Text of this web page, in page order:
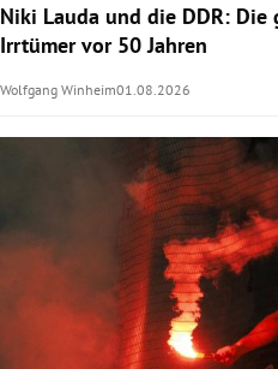
Niki Lauda und die DDR: Die
Irrtümer vor 50 Jahren
Wolfgang Winheim01.08.2026